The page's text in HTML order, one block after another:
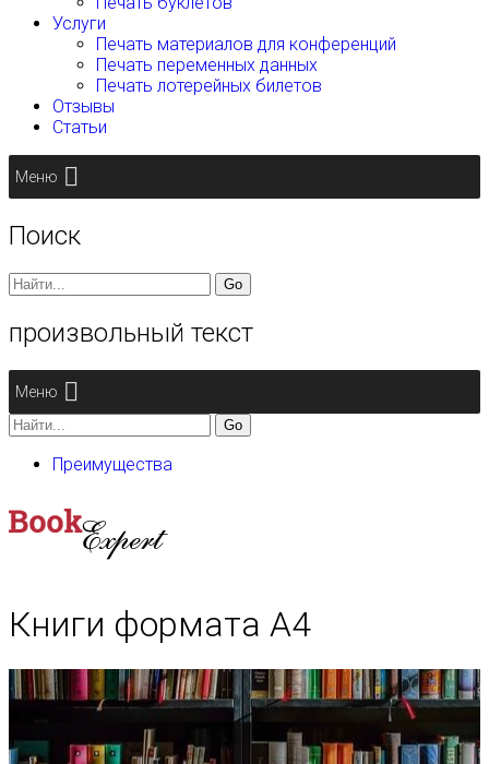
Услуги
Печать материалов для конференций
Печать переменных данных
Печать лотерейных билетов
Отзывы
Статьи
Меню
Поиск
Search
for:
произвольный текст
Меню
Search
for:
Преимущества
Книги формата А4